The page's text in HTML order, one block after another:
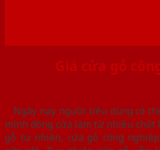
Giá cửa gỗ
Ngày nay người tiêu dùng có
mình dòng cửa làm từ nhiều chất
gỗ tự nhiên, cửa gỗ công